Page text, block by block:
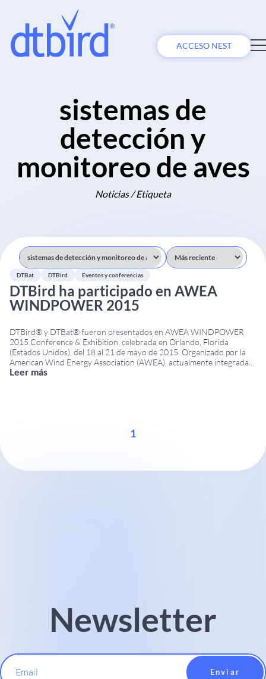
ACCESO NEST
sistemas de
detección y
monitoreo de aves
Noticias / Etiqueta
DTBat DTBird Eventos y conferencias
DTBird ha participado en AWEA
WINDPOWER 2015
DTBird® y DTBat® fueron presentados en AWEA WINDPOWER
2015 Conference & Exhibition, celebrada en Orlando, Florida
(Estados Unidos), del 18 al 21 de mayo de 2015. Organizado por la
American Wind Energy Association (AWEA), actualmente integrada
en la American Clean Power Association (ACP), el evento fue una de
Leer más
1
Newsletter
Email